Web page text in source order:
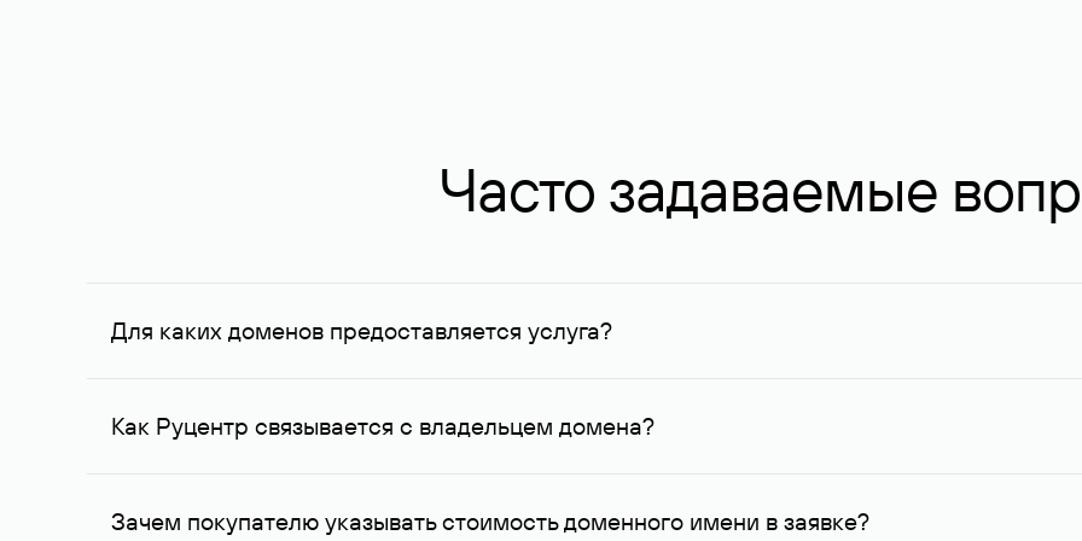
Часто задаваемые
Для каких доменов предоставляется услуга?
Услуга доступна для доменов, зарегистрированных в Руцентре и у других регистраторов. Для доменов,
Как Руцентр связывается с владельцем домена?
Для связи с владельцем домена используются его контактные данные, доступные Руцентру.
Зачем покупателю указывать стоимость доменного имени в заявке?